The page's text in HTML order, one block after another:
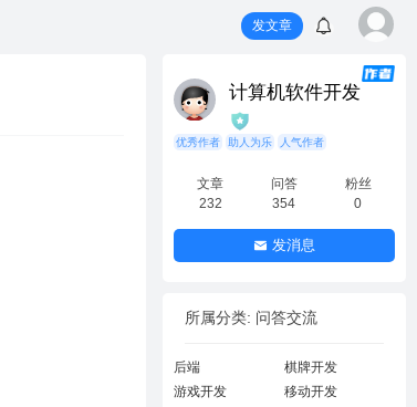
发文章
计算机软件开发
优秀作者 助人为乐 人气作者
文章
232
问答
354
粉丝
0
发消息
所属分类: 问答交流
后端
棋牌开发
游戏开发
移动开发